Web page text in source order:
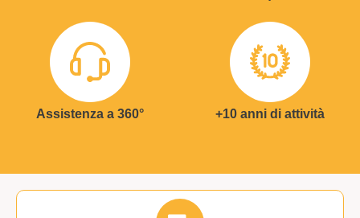
Assistenza a 360° +10 anni di attività